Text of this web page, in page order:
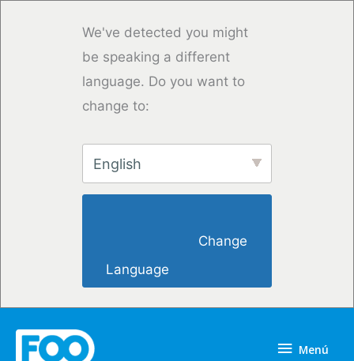
We've detected you might
be speaking a different
language. Do you want to
change to:
English
Language
Menú